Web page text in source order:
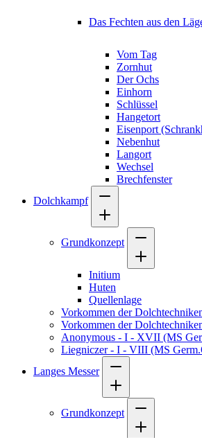
Das Fechten aus den
Vom Tag
Zornhut
Der Ochs
Einhorn
Schlüssel
Hangetort
Eisenport
Nebenhut
Langort
Wechsel
Brechfenster
Dolchkampf
Grundkonzept
Initium
Huten
Quellenlage
Vorkommen der
Vorkommen der
Anonymous - I - XVII (MS
Liegniczer - I - VIII (MS
Langes Messer
Grundkonzept